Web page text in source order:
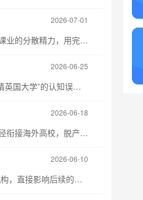
2026-07-01
在选择成都A-Level全脱产路径备考的家庭，大多是希望孩子能沉浸式投入国际课程学习，避开校内课业的分散精力，用完整的学习周期搭建扎实的学科体系，顺利衔接海外大学申请。而全脱产课程的费用规划，是不少家庭择校前先理清的核心问题，不同机构的班型设置、服务内容差异较大，提前摸清楚本地市场的价格逻辑，才能结合自身预算做出适配的选择。
2026-06-25
对于正在准备A-Level课程的成都本地同学来说，很多人还停留在“A-Level是英国本土课程，只能申请英国大学”的认知误区里。实际上，A-Level作为认可度较高的国际课程体系，凭借其灵活的科目选择、多次重考取优的规则，已经成为多国多地联申的黄金通行证。2026申请季的大幕早已拉开，不同国家和地区的申请节点各有差异，提前理清完整时间线，才能把升学的主动权牢牢握在自己手里。
2026-06-18
随着英联邦、中国香港等地区本科申请热度持续攀升，越来越多成都的学生选择通过A-Level课程路径衔接海外高校，脱产集中备考也成为不少目标明确的学生的主流选择。不同于课余零散学习，脱产模式意味着学生需要投入数月甚至两年的完整时间系统学习，机构的课程适配度、教学稳定性、配套资源都会直接影响最终的备考节奏和申请进度。2026年成都A-Level脱产培训市场选择丰富，不同机构的定位和服务体系差异较大，不少家庭在选班时容易陷入“只看宣传”的误区，忽略了和自身学情的匹配度。今天我们就结合成都本地的脱产备考场景，从多个实用维度解析新航道成都学校的A-Level脱产课程体系，帮大家理清选班的核心参考方向。
2026-06-10
对于想要转轨国际高 中、冲英澳本科院校的成都学生和家长来说，选择一家靠谱的A-Level全脱产机构，直接影响后续的学习节奏和申请结果。越来越多家庭选择全脱产学习A-Level，既能灵活安排备考进度，也能避开传统高 中的升学压力，不少家长都会问：成都A-Level全脱产机构哪家好？新航道成都的A-Level全脱产课程怎么样？结合2026年成都A-Level培训市场的情况，我们整理了这份选机构指南，帮你理清选择方向。